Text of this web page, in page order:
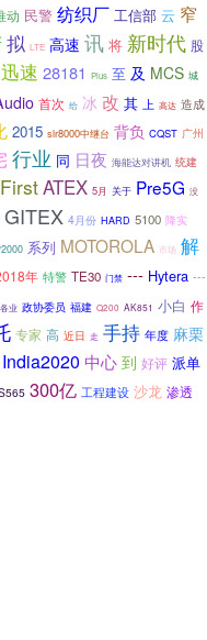
动 民警 纺织厂 工信部 云 窄
拟 LTE 高速 讯 将 新时代 股
迅速 28181 Plus 至 及 MCS 城
首次 给 冰 改 其 上 高达 造成
2015 slr8000中继台 背负 CQST 广州
行业 同 日夜 海能达对讲机 统建
FirstATEX 5月 关于 Pre5G 没
GITEX 4月份 HARD 5100 降实
系列 MOTOROLA 市场 解
年 特警 TE30 门禁 --- Hytera ---
各业 政协委员 福建 Q200 AK851 小白 作
专家 高 近日 走 手持 年度 麻栗
India2020 中心 到 好评 派单
300亿 工程建设 沙龙 渗透